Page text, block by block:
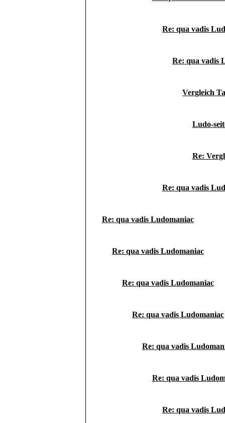
Re: qua vadis
Re: qua vadis
Vergleich
Ludo-
Re:
Re: qua vadis
Re: qua vadis Ludomaniac
Re: qua vadis Ludomaniac
Re: qua vadis Ludomaniac
Re: qua vadis Ludomaniac
Re: qua vadis
Re: qua vadis
Re: qua vadis